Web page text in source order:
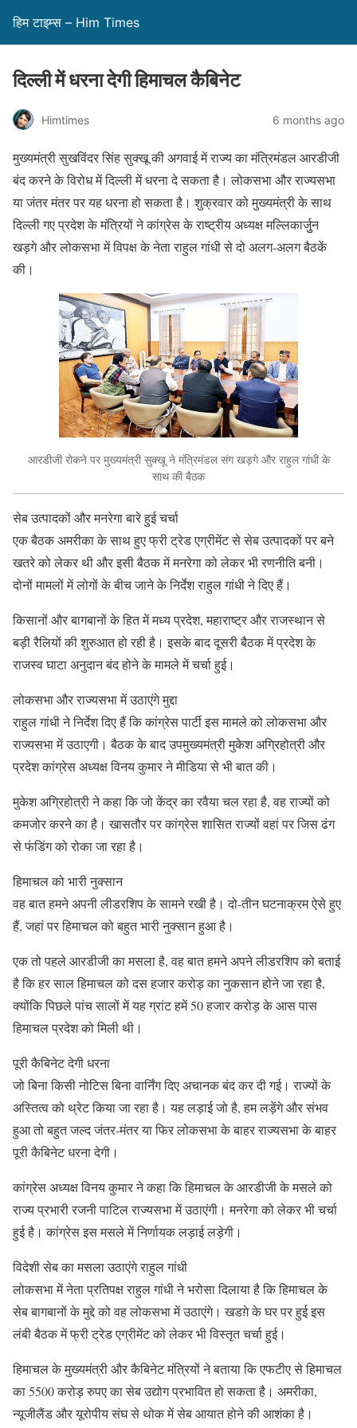
हिम टाइम्स – Him Times
दिल्ली में धरना देगी हिमाचल कैबिनेट
Himtimes 6 months ago
मुख्यमंत्री सुखविंदर सिंह सुक्खू की अगवाई में राज्य का मंत्रिमंडल आरडीजी
बंद करने के विरोध में दिल्ली में धरना दे सकता है। लोकसभा और राज्यसभा
या जंतर मंतर पर यह धरना हो सकता है। शुक्रवार को मुख्यमंत्री के साथ
दिल्ली गए प्रदेश के मंत्रियों ने कांग्रेस के राष्ट्रीय अध्यक्ष मल्लिकार्जुुन
खड़गे और लोकसभा में विपक्ष के नेता राहुल गांधी से दो अलग-अलग बैठकें
की।
आरडीजी रोकने पर मुख्यमंत्री सुक्खू ने मंत्रिमंडल संग खड़गे और राहुल गांधी के
साथ की बैठक
सेब उत्पादकों और मनरेगा बारे हुई चर्चा
एक बैठक अमरीका के साथ हुए फ्री ट्रेड एग्रीमेंट से सेब उत्पादकों पर बने
खतरे को लेकर थी और इसी बैठक में मनरेगा को लेकर भी रणनीति बनी।
दोनों मामलों में लोगों के बीच जाने के निर्देश राहुल गांधी ने दिए हैं।
किसानों और बागबानों के हित में मध्य प्रदेश, महाराष्ट्र और राजस्थान से
बड़ी रैलियों की शुरुआत हो रही है। इसके बाद दूसरी बैठक में प्रदेश के
राजस्व घाटा अनुदान बंद होने के मामले में चर्चा हुई।
लोकसभा और राज्यसभा में उठाएंगे मुद्दा
राहुल गांधी ने निर्देश दिए हैं कि कांग्रेस पार्टी इस मामले को लोकसभा और
राज्यसभा में उठाएगी। बैठक के बाद उपमुख्यमंत्री मुकेश अग्रिहोत्री और
प्रदेश कांग्रेस अध्यक्ष विनय कुमार ने मीडिया से भी बात की।
मुकेश अग्रिहोत्री ने कहा कि जो केंद्र का रवैया चल रहा है, वह राज्यों को
कमजोर करने का है। खासतौर पर कांग्रेस शासित राज्यों वहां पर जिस ढंग
से फंडिंग को रोका जा रहा है।
हिमाचल को भारी नुक्सान
वह बात हमने अपनी लीडरशिप के सामने रखी है। दो-तीन घटनाक्रम ऐसे हुए
हैं, जहां पर हिमाचल को बहुत भारी नुक्सान हुआ है।
एक तो पहले आरडीजी का मसला है, वह बात हमने अपने लीडरशिप को बताई
है कि हर साल हिमाचल को दस हजार करोड़ का नुकसान होने जा रहा है,
क्योंकि पिछले पांच सालों में यह ग्रांट हमें 50 हजार करोड़ के आस पास
हिमाचल प्रदेश को मिली थी।
पूरी कैबिनेट देगी धरना
जो बिना किसी नोटिस बिना वार्निंग दिए अचानक बंद कर दी गई। राज्यों के
अस्तित्व को थ्रेट किया जा रहा है। यह लड़ाई जो है, हम लड़ेंगे और संभव
हुआ तो बहुत जल्द जंतर-मंतर या फिर लोकसभा के बाहर राज्यसभा के बाहर
पूरी कैबिनेट धरना देगी।
कांग्रेस अध्यक्ष विनय कुमार ने कहा कि हिमाचल के आरडीजी के मसले को
राज्य प्रभारी रजनी पाटिल राज्यसभा में उठाएंगी। मनरेगा को लेकर भी चर्चा
हुई है। कांग्रेस इस मसले में निर्णायक लड़ाई लड़ेगी।
विदेशी सेब का मसला उठाएंगे राहुल गांधी
लोकसभा में नेता प्रतिपक्ष राहुल गांधी ने भरोसा दिलाया है कि हिमाचल के
सेब बागबानों के मुद्दे को वह लोकसभा में उठाएंगे। खडग़े के घर पर हुई इस
लंबी बैठक में फ्री ट्रेड एग्रीमेंट को लेकर भी विस्तृत चर्चा हुई।
हिमाचल के मुख्यमंत्री और कैबिनेट मंत्रियों ने बताया कि एफटीए से हिमाचल
का 5500 करोड़ रुपए का सेब उद्योग प्रभावित हो सकता है। अमरीका,
न्यूजीलैंड और यूरोपीय संघ से थोक में सेब आयात होने की आशंका है।